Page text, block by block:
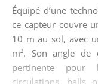
Équipé d’une
ce capteur couvre
10 m au sol, avec
m². Son angle de
pertinente pour
circulations, halls